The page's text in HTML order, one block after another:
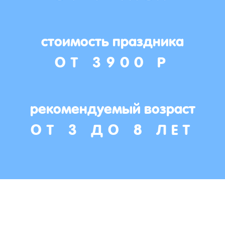
стоимость праздника
ОТ 3900 Р
рекомендуемый возраст
ОТ 3 ДО 8 ЛЕТ